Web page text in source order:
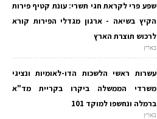
שפע פרי לקראת חגי תשרי: עונת קטיף פירות
הקיץ בשיאה - ארגון מגדלי הפירות קורא
לרכוש תוצרת הארץ
בארץ
עשרות ראשי הלשכות הדו-לאומיות ונציגי
משרדי הממשלה ביקרו בקריית מד"א
ברמלה ונחשפו למוקד 101
בארץ